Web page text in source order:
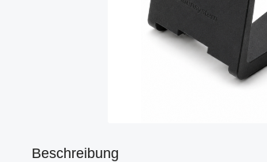
Beschreibung